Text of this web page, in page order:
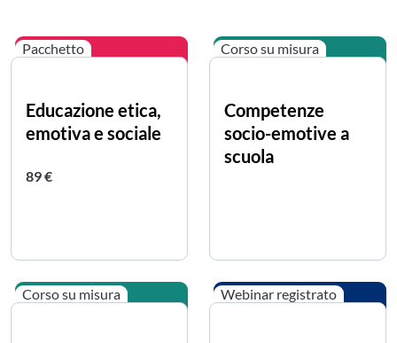
Pacchetto
Educazione etica,
emotiva e sociale
Prezzo intero
89 €
Corso su misura
Competenze
socio-emotive a
scuola
Corso su misura Webinar registrato